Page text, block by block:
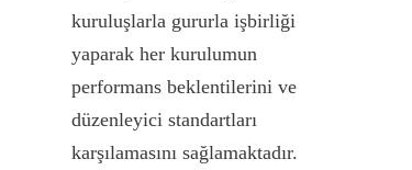
kuruluşlarla gururla işbirliği
yaparak her kurulumun
performans beklentilerini ve
düzenleyici standartları
karşılamasını sağlamaktadır.